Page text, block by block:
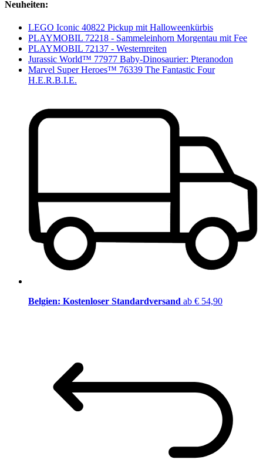
Neuheiten:
LEGO Iconic 40822 Pickup mit Halloweenkürbis
PLAYMOBIL 72218 - Sammeleinhorn Morgentau mit Fee
PLAYMOBIL 72137 - Westernreiten
Jurassic World™ 77977 Baby-Dinosaurier: Pteranodon
Marvel Super Heroes™ 76339 The Fantastic Four
H.E.R.B.I.E.
Belgien: Kostenloser Standardversand ab € 54,90